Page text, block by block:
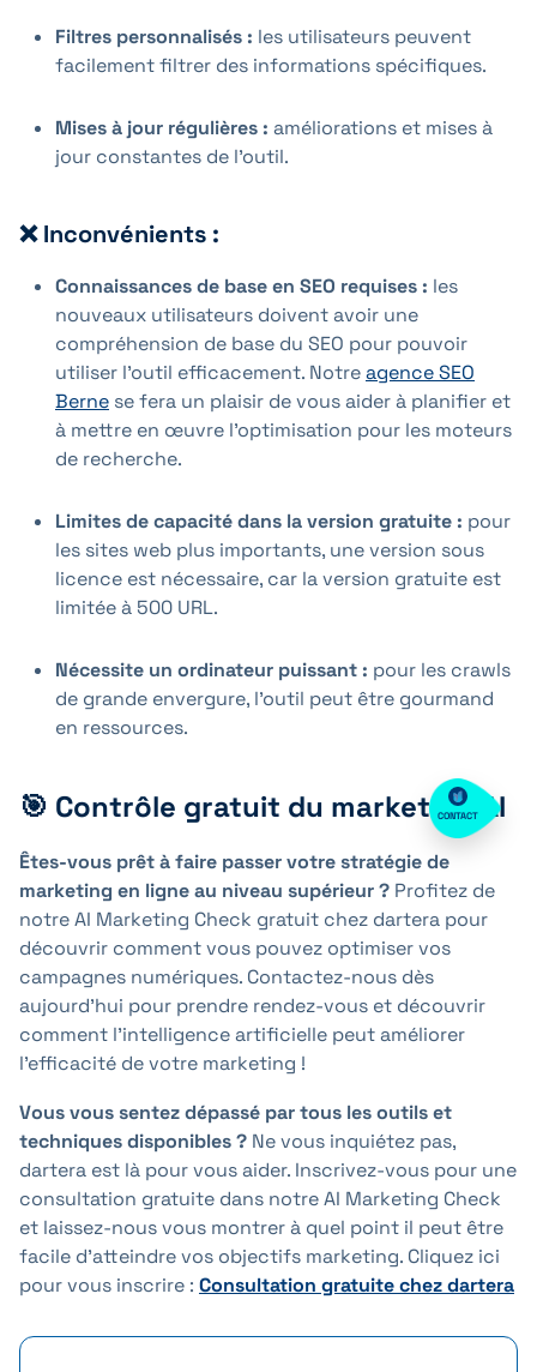
Filtres personnalisés : les utilisateurs peuvent
facilement filtrer des informations spécifiques.
Mises à jour régulières : améliorations et mises à
jour constantes de l'outil.
❌ Inconvénients :
Connaissances de base en SEO requises : les
nouveaux utilisateurs doivent avoir une
compréhension de base du SEO pour pouvoir
utiliser l'outil efficacement. Notreagence SEO
Berne se fera un plaisir de vous aider à planifier et
à mettre en œuvre l'optimisation pour les moteurs
de recherche.
Limites de capacité dans la version gratuite : pour
les sites web plus importants, une version sous
licence est nécessaire, car la version gratuite est
limitée à 500 URL.
Nécessite un ordinateur puissant : pour les crawls
de grande envergure, l'outil peut être gourmand
en ressources.
🎯 Contrôle gratuit du marketing AI
Êtes-vous prêt à faire passer votre stratégie de
marketing en ligne au niveau supérieur ? Profitez de
notre AI Marketing Check gratuit chez dartera pour
découvrir comment vous pouvez optimiser vos
campagnes numériques. Contactez-nous dès
aujourd'hui pour prendre rendez-vous et découvrir
comment l'intelligence artificielle peut améliorer
l'efficacité de votre marketing !
Vous vous sentez dépassé par tous les outils et
techniques disponibles ? Ne vous inquiétez pas,
dartera est là pour vous aider. Inscrivez-vous pour une
consultation gratuite dans notre AI Marketing Check
et laissez-nous vous montrer à quel point il peut être
facile d'atteindre vos objectifs marketing. Cliquez ici
pour vous inscrire : Consultation gratuite chez dartera
CONTACT